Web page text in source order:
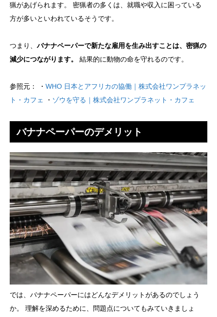
猟があげられます。 密猟者の多くは、就職や収入に困っている
方が多いといわれているそうです。
つまり、 バナナペーパーで新たな雇用を生み出すことは、密猟の
減少につながります。
結果的に動物の命を守れるのです。
参照元： ・ WHO 日本とアフリカの協働｜株式会社ワンプラネッ
ト・カフェ
・ ゾウを守る｜株式会社ワンプラネット・カフェ
バナナペーパーのデメリット
では、バナナペーパーにはどんなデメリットがあるのでしょう
か。 理解を深めるために、問題点についてもみていきましょ